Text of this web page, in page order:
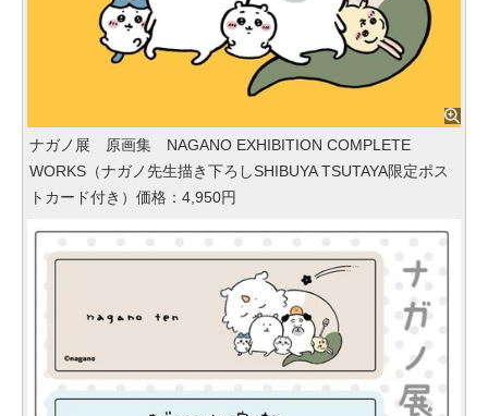
ナガノ展 原画集 NAGANO EXHIBITION COMPLETE
WORKS（ナガノ先生描き下ろしSHIBUYA TSUTAYA限定ポス
トカード付き）価格：4,950円